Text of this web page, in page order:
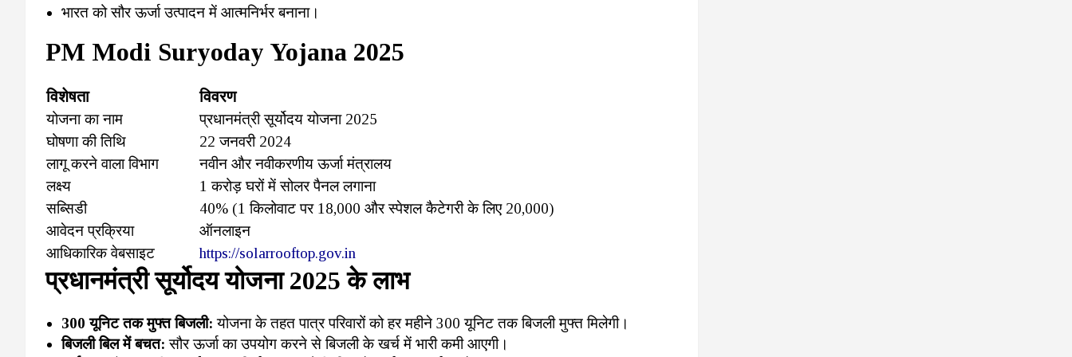
भारत को सौर ऊर्जा उत्पादन में आत्मनिर्भर बनाना।
PM Modi Suryoday Yojana 2025
विशेषता विवरण
योजना का नाम
प्रधानमंत्री सूर्योदय योजना 2025
घोषणा की तिथि
22 जनवरी 2024
लागू करने वाला विभाग
नवीन और नवीकरणीय ऊर्जा मंत्रालय
लक्ष्य
1 करोड़ घरों में सोलर पैनल लगाना
सब्सिडी
40% (1 किलोवाट पर ₹18,000 और स्पेशल कैटेगरी के लिए ₹20,000)
आवेदन प्रक्रिया
ऑनलाइन
आधिकारिक वेबसाइट
https://solarrooftop.gov.in
प्रधानमंत्री सूर्योदय योजना 2025 के लाभ
300 यूनिट तक मुफ्त बिजली: योजना के तहत पात्र परिवारों को हर महीने 300 यूनिट तक बिजली मुफ्त मिलेगी।
बिजली बिल में बचत: सौर ऊर्जा का उपयोग करने से बिजली के खर्च में भारी कमी आएगी।